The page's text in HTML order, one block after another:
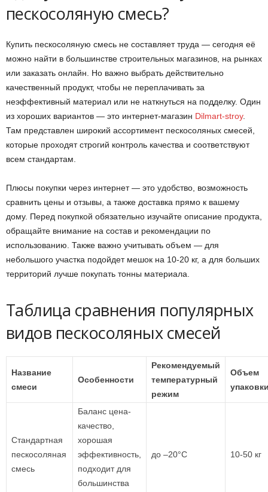
пескосоляную смесь?
Купить пескосоляную смесь не составляет труда — сегодня её
можно найти в большинстве строительных магазинов, на рынках
или заказать онлайн. Но важно выбрать действительно
качественный продукт, чтобы не переплачивать за
неэффективный материал или не наткнуться на подделку. Один
из хороших вариантов — это интернет-магазин Dilmart-stroy.
Там представлен широкий ассортимент пескосоляных смесей,
которые проходят строгий контроль качества и соответствуют
всем стандартам.
Плюсы покупки через интернет — это удобство, возможность
сравнить цены и отзывы, а также доставка прямо к вашему
дому. Перед покупкой обязательно изучайте описание продукта,
обращайте внимание на состав и рекомендации по
использованию. Также важно учитывать объем — для
небольшого участка подойдет мешок на 10-20 кг, а для больших
территорий лучше покупать тонны материала.
Таблица сравнения популярных
видов пескосоляных смесей
Название
смеси
Особенности
Рекомендуемый
температурный
режим
Объем
Стандартная
пескосоляная
смесь
Баланс цена-
качество,
хорошая
эффективность,
подходит для
большинства
до –20°C 10-50 кг